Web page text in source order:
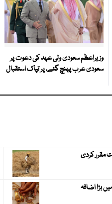
وزیراعظم سعودی ولی عہد کی دعوت پر
سعودی عرب پہنچ گئے، پر تپاک استقبال
مقرر کردی
بڑا اضافہ